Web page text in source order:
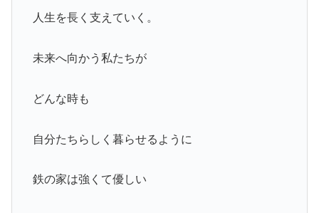
人生を長く支えていく。
未来へ向かう私たちが
どんな時も
自分たちらしく暮らせるように
鉄の家は強くて優しい